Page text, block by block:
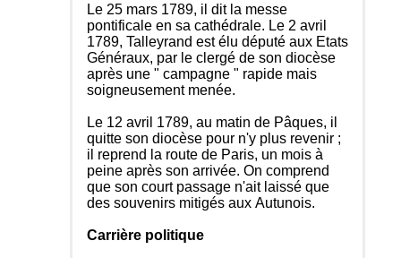
Le 25 mars 1789, il dit la messe
pontificale en sa cathédrale. Le 2 avril
1789, Talleyrand est élu député aux Etats
Généraux, par le clergé de son diocèse
après une " campagne " rapide mais
soigneusement menée.
Le 12 avril 1789, au matin de Pâques, il
quitte son diocèse pour n'y plus revenir ;
il reprend la route de Paris, un mois à
peine après son arrivée. On comprend
que son court passage n'ait laissé que
des souvenirs mitigés aux Autunois.
Carrière politique